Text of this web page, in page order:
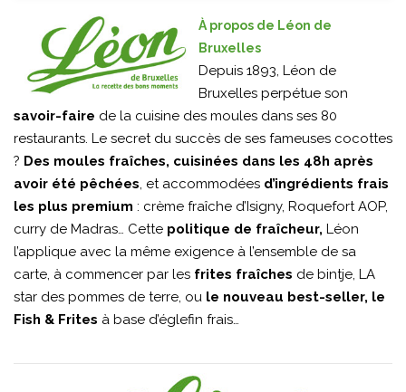
À propos de Léon de
Bruxelles
Depuis 1893, Léon de
Bruxelles perpétue son
savoir-faire de la cuisine des moules dans ses 80
restaurants. Le secret du succès de ses fameuses cocottes
? Des moules fraîches, cuisinées dans les 48h après
avoir été pêchées, et accommodées d’ingrédients frais
les plus premium : crème fraîche d’Isigny, Roquefort AOP,
curry de Madras… Cette politique de fraîcheur, Léon
l’applique avec la même exigence à l’ensemble de sa
carte, à commencer par les frites fraîches de bintje, LA
star des pommes de terre, ou le nouveau best-seller, le
Fish & Frites à base d’églefin frais…